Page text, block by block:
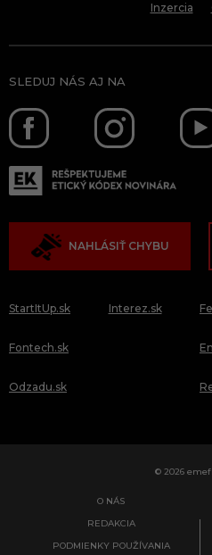
Inzercia
SLEDUJ NÁS AJ NA
NAHLÁSIŤ CHYBU
StartItUp.sk
Fontech.sk
Odzadu.sk
Interez.sk
© 2026
O NÁS
REDAKCIA
PODMIENKY POUŽÍVANIA